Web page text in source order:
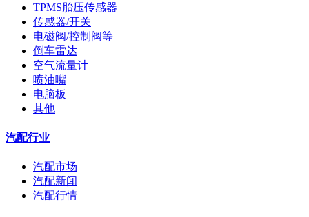
TPMS胎压传感器
传感器/开关
电磁阀/控制阀等
倒车雷达
空气流量计
喷油嘴
电脑板
其他
汽配行业
汽配市场
汽配新闻
汽配行情